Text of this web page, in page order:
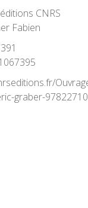
CNRS
Fabien
graber-